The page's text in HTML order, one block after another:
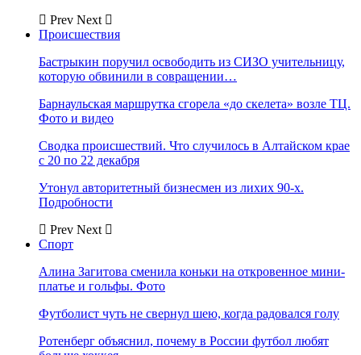
Prev Next
Происшествия
Бастрыкин поручил освободить из СИЗО учительницу,
которую обвинили в совращении…
Барнаульская маршрутка сгорела «до скелета» возле ТЦ.
Фото и видео
Сводка происшествий. Что случилось в Алтайском крае
с 20 по 22 декабря
Утонул авторитетный бизнесмен из лихих 90-х.
Подробности
Prev Next
Спорт
Алина Загитова сменила коньки на откровенное мини-
платье и гольфы. Фото
Футболист чуть не свернул шею, когда радовался голу
Ротенберг объяснил, почему в России футбол любят